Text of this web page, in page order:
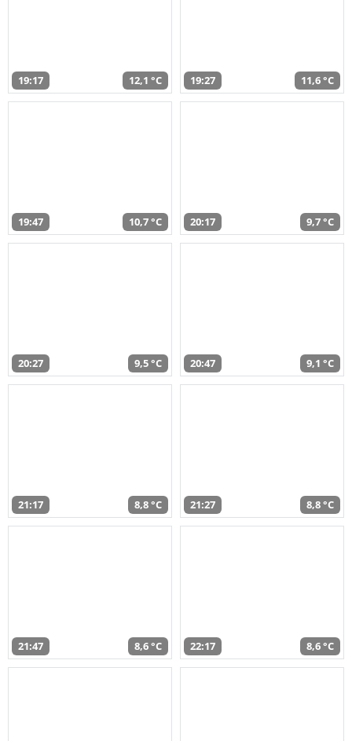
19:17 12,1 °C 19:27 11,6 °C
19:47 10,7 °C 20:17 9,7 °C
20:27 9,5 °C 20:47 9,1 °C
21:17 8,8 °C 21:27 8,8 °C
21:47 8,6 °C 22:17 8,6 °C